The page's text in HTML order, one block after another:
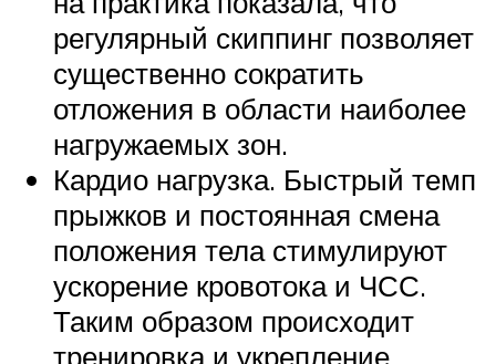
регулярный скиппинг позволяет
существенно сократить
отложения в области наиболее
нагружаемых зон.
Кардио нагрузка. Быстрый темп
прыжков и постоянная смена
положения тела стимулируют
ускорение кровотока и ЧСС.
Таким образом происходит
тренировка и укрепление